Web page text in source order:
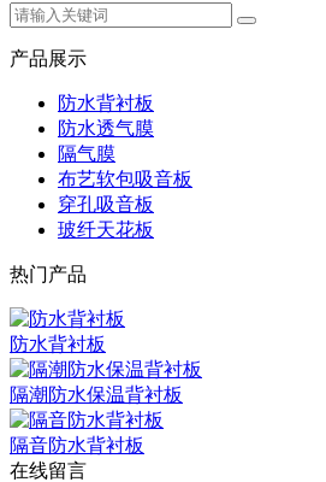
产品展示
防水背衬板
防水透气膜
隔气膜
布艺软包吸音板
穿孔吸音板
玻纤天花板
热门产品
防水背衬板
隔潮防水保温背衬板
隔音防水背衬板
在线留言